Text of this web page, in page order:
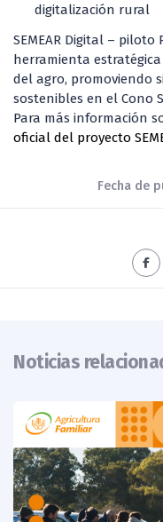
digitalización rural
SEMEAR Digital – piloto
herramienta
del agro, promoviendo
sostenibles en el Cono
Para más información
oficial del proyecto
Fecha de
Noticias